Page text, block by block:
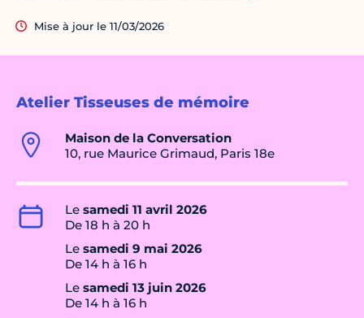
Atelier Tisseuses de mémoire
Maison de la Conversation
10, rue Maurice Grimaud, Paris 18e
Le samedi 11 avril 2026
De 18 h à 20 h
Le samedi 9 mai 2026
De 14 h à 16 h
Le samedi 13 juin 2026
De 14 h à 16 h
Mise à jour le 11/03/2026